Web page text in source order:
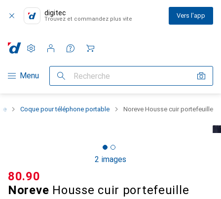
digitec
Trouvez et commandez plus vite Vers l'app
Navigation par catégorie
Menu Recherche
Paramètres
Compte client
Listes de comparaison
Listes d'envies
Panier
Coque pour téléphone portable Noreve Housse cuir portefeuille
2 images
Noreve Housse cuir portefeuille
CHF
80.90